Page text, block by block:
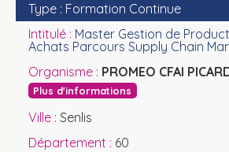
Formation Continue
Master Gestion de
Achats Parcours Supply Chain
PROMEO CFAI
Plus d'informations
Senlis
60